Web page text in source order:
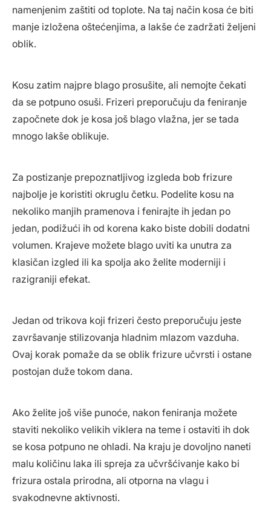
namenjenim zaštiti od toplote. Na taj način kosa će biti
manje izložena oštećenjima, a lakše će zadržati željeni
oblik.
Kosu zatim najpre blago prosušite, ali nemojte čekati
da se potpuno osuši. Frizeri preporučuju da feniranje
započnete dok je kosa još blago vlažna, jer se tada
mnogo lakše oblikuje.
Za postizanje prepoznatljivog izgleda bob frizure
najbolje je koristiti okruglu četku. Podelite kosu na
nekoliko manjih pramenova i fenirajte ih jedan po
jedan, podižući ih od korena kako biste dobili dodatni
volumen. Krajeve možete blago uviti ka unutra za
klasičan izgled ili ka spolja ako želite moderniji i
razigraniji efekat.
Jedan od trikova koji frizeri često preporučuju jeste
završavanje stilizovanja hladnim mlazom vazduha.
Ovaj korak pomaže da se oblik frizure učvrsti i ostane
postojan duže tokom dana.
Ako želite još više punoće, nakon feniranja možete
staviti nekoliko velikih viklera na teme i ostaviti ih dok
se kosa potpuno ne ohladi. Na kraju je dovoljno naneti
malu količinu laka ili spreja za učvršćivanje kako bi
frizura ostala prirodna, ali otporna na vlagu i
svakodnevne aktivnosti.